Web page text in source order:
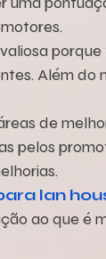
Além do
de
pelos
lan
ao que é